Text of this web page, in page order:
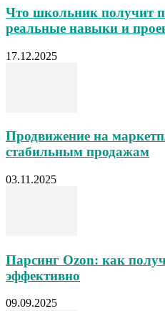
Что школьник получит
реальные навыки и
17.12.2025
Продвижение на
стабильным продажам
03.11.2025
Парсинг Ozon: как
эффективно
09.09.2025